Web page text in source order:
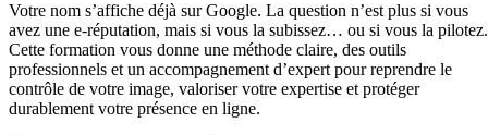
Votre nom s’affiche déjà sur Google. La question n’est plus si vous
avez une e-réputation, mais si vous la subissez… ou si vous la pilotez.
Cette formation vous donne une méthode claire, des outils
professionnels et un accompagnement d’expert pour reprendre le
contrôle de votre image, valoriser votre expertise et protéger
durablement votre présence en ligne.